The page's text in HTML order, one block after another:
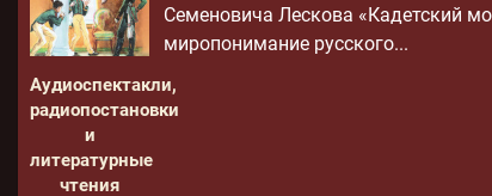
Аудиоспектакли,
радиопостановки
и
литературные
чтения
Семеновича Лескова «Кадетский
миропонимание русского...